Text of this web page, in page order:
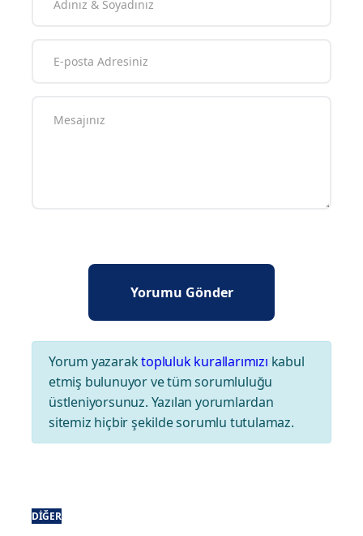
Yorum yazaraktopluluk kurallarımızı kabul
etmiş bulunuyor ve tüm sorumluluğu
üstleniyorsunuz. Yazılan yorumlardan
sitemiz hiçbir şekilde sorumlu tutulamaz.
DIĞER